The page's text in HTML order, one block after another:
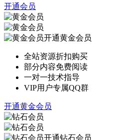
开通会员
开通黄金会员
全站资源折扣购买
部分内容免费阅读
一对一技术指导
VIP用户专属QQ群
开通黄金会员
开通钻石会员